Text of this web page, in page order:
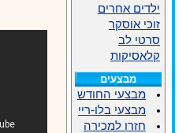
ילדים אחרים
זוכי אוסקר
סרטי לב
קלאסיקות
מבצעים
מבצעי החודש
מבצעי בלו-ריי
חזרו למכירה